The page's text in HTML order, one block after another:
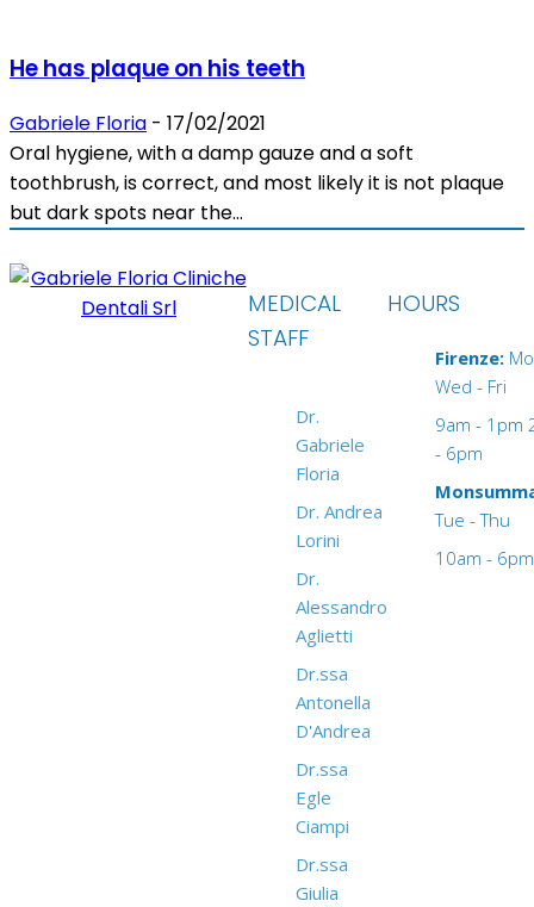
He has plaque on his teeth
Gabriele Floria - 17/02/2021
Oral hygiene, with a damp gauze and a soft
toothbrush, is correct, and most likely it is not plaque
but dark spots near the...
MEDICAL
STAFF
Dr.
Gabriele
Floria
Dr. Andrea
Lorini
Dr.
Alessandro
Aglietti
Dr.ssa
Antonella
D'Andrea
Dr.ssa
Egle
Ciampi
Dr.ssa
Giulia
HOURS
Firenze:
Wed - Fri
9am - 1pm
- 6pm
Tue - Thu
10am - 6pm